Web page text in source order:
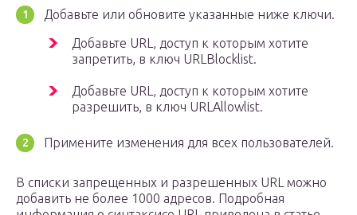
Добавьте или обновите указанные ниже ключи.
Добавьте URL, доступ к которым хотите
запретить, в ключ URLBlocklist.
Добавьте URL, доступ к которым хотите
разрешить, в ключ URLAllowlist.
Примените изменения для всех пользователей.
В списки запрещенных и разрешенных URL можно
добавить не более 1000 адресов. Подробная